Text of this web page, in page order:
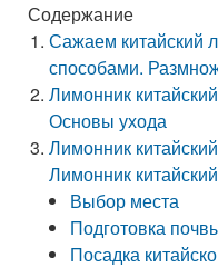
Содержание
Сажаем китайский
способами.
Лимонник
Основы ухода
Лимонник
Лимонник
Выбор места
Подготовка
Посадка